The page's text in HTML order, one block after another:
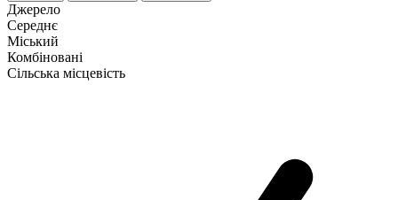
Джерело
Середнє
Міський
Комбіновані
Сільська місцевість